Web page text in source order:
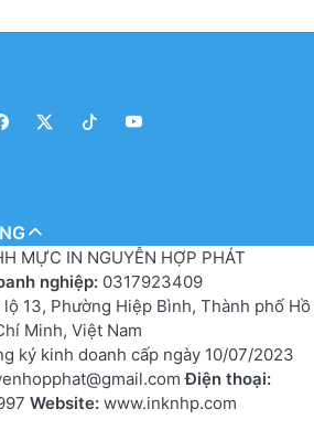
MỰC IN NGUYỄN HỢP PHÁT
nghiệp: 0317923409
13, Phường Hiệp Bình, Thành phố Hồ
Minh, Việt Nam
ký kinh doanh cấp ngày 10/07/2023
Điện thoại:
Website: www.inknhp.com